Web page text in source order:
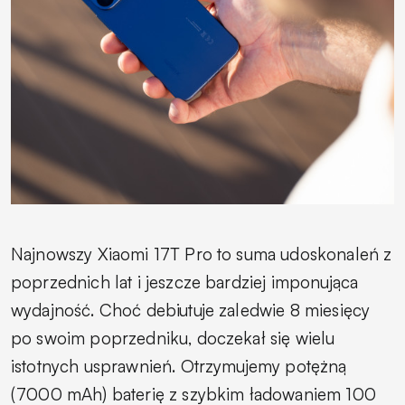
Najnowszy Xiaomi 17T Pro to suma udoskonaleń z
poprzednich lat i jeszcze bardziej imponująca
wydajność. Choć debiutuje zaledwie 8 miesięcy
po swoim poprzedniku, doczekał się wielu
istotnych usprawnień. Otrzymujemy potężną
(7000 mAh) baterię z szybkim ładowaniem 100